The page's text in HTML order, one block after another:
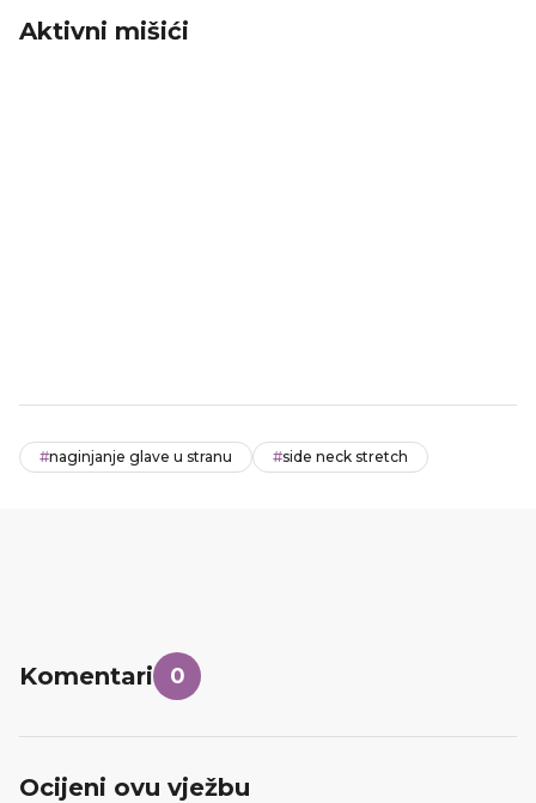
Aktivni mišići
#naginjanje glave u stranu #side neck stretch
Komentari 0
Ocijeni ovu vježbu